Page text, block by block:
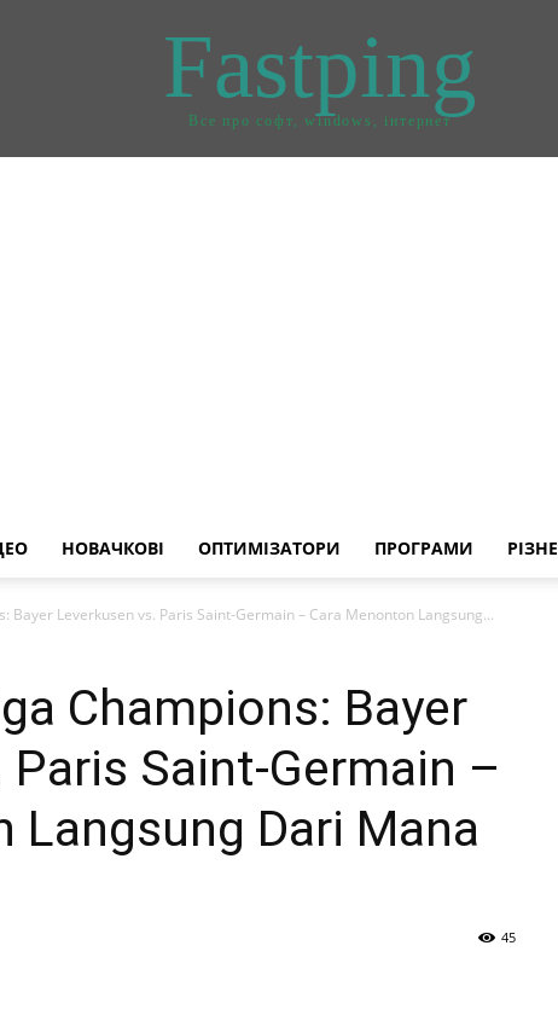
Fastping
Все про софт, windows, інтернет
НОВАЧКОВІ ОПТИМІЗАТОРИ ПРОГРАМИ РІЗНЕ
Bayer Leverkusen vs. Paris Saint-Germain – Cara Menonton Langsung...
Champions: Bayer
Saint-Germain –
Langsung Dari Mana
45